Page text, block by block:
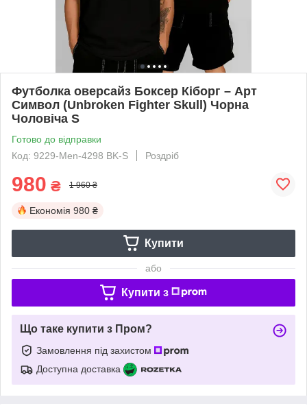
Футболка оверсайз Боксер Кіборг – Арт
Символ (Unbroken Fighter Skull) Чорна
Чоловіча S
Готово до відправки
Код: 9229-Men-4298 BK-S
Роздріб
980 ₴ 1 960 ₴
Економія 980 ₴
Купити
або
Купити з
Що таке купити з Пром?
Замовлення під захистом
Доступна доставка